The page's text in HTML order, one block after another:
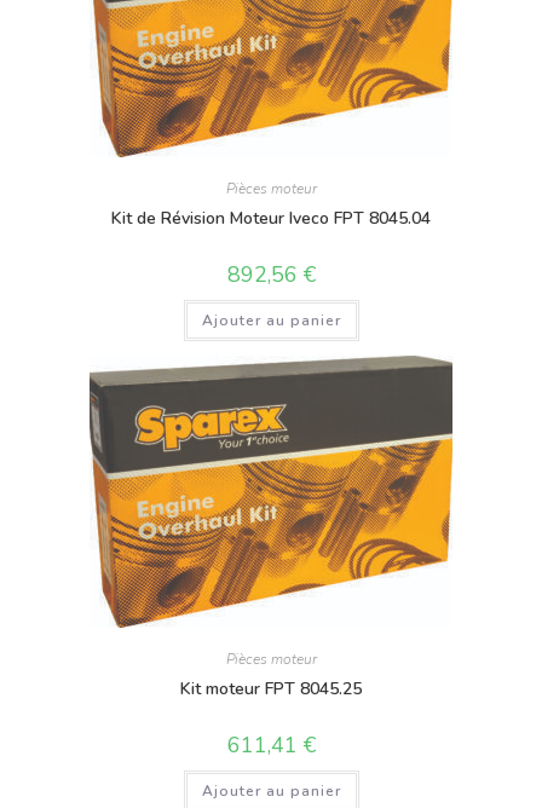
Pièces moteur
Kit de Révision Moteur Iveco FPT 8045.04
892,56 €
Ajouter au panier
Pièces moteur
Kit moteur FPT 8045.25
611,41 €
Ajouter au panier